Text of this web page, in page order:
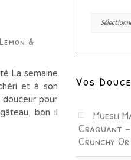
&
La semaine
et à son
pour
bon il
Archives
Vos
Muesli
Craquant –
Crunchy